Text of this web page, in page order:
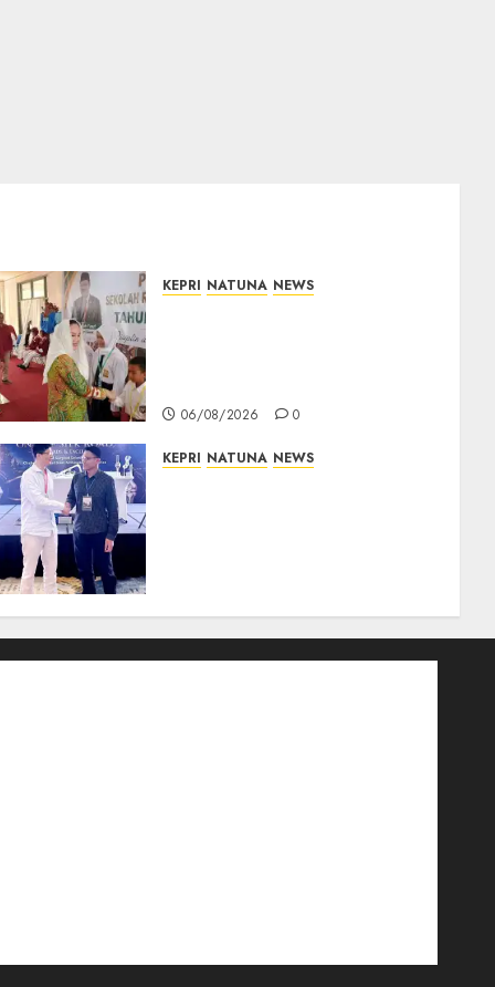
KEPRI NATUNA NEWS
06/08/2026 0
KEPRI NATUNA NEWS
05/08/2026 0